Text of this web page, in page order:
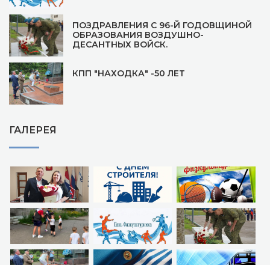
ПОЗДРАВЛЕНИЯ С 96-Й ГОДОВЩИНОЙ
ОБРАЗОВАНИЯ ВОЗДУШНО-
ДЕСАНТНЫХ ВОЙСК.
КПП "НАХОДКА" -50 ЛЕТ
ГАЛЕРЕЯ